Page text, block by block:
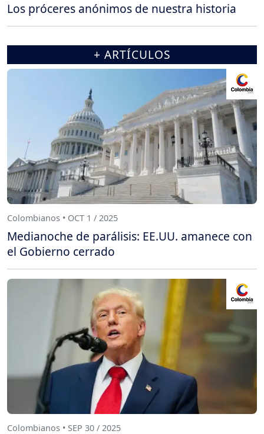
Los próceres anónimos de nuestra historia
+ ARTÍCULOS
Colombianos • OCT 1 / 2025
Medianoche de parálisis: EE.UU. amanece con
el Gobierno cerrado
Colombianos • SEP 30 / 2025